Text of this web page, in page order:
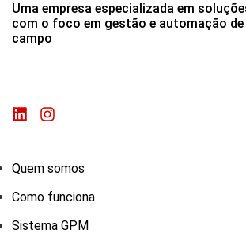
Uma empresa especializada em
com o foco em gestão e automação de
campo
Quem somos
Como funciona
Sistema GPM